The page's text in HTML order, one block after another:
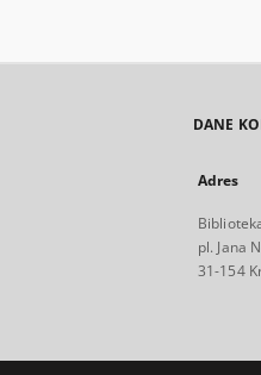
DANE
Adres
pl. Jana
31-154